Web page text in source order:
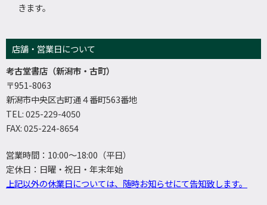
きます。
店舗・営業日について
考古堂書店（新潟市・古町）
〒951-8063
新潟市中央区古町通４番町563番地
TEL: 025-229-4050
FAX: 025-224-8654
営業時間：10:00～18:00（平日）
定休日：日曜・祝日・年末年始
上記以外の休業日については、随時お知らせにて告知致します。